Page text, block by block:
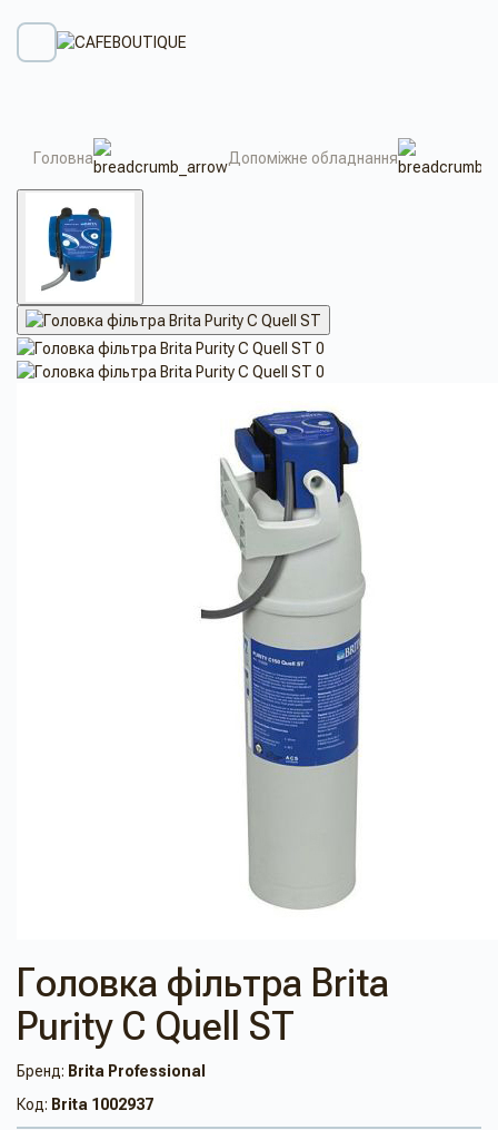
Головна Допоміжне обладнання
Головка фільтра Brita
Purity C Quell ST
Бренд: Brita Professional
Код: Brita 1002937